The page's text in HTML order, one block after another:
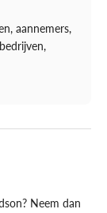
aannemers,
Neem dan